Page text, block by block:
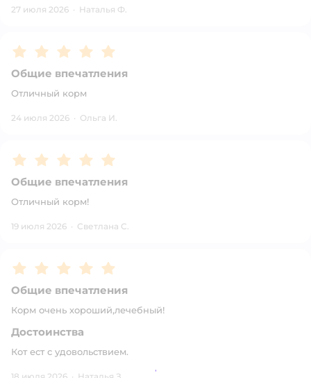
27 июля 2026 · Наталья Ф.
Рейтинг:5
Общие впечатления
Отличный корм
24 июля 2026 · Ольга И.
Рейтинг:5
Общие впечатления
Отличный корм!
19 июля 2026 · Светлана С.
Рейтинг:5
Общие впечатления
Корм очень хороший,лечебный!
Достоинства
Кот ест с удовольствием.